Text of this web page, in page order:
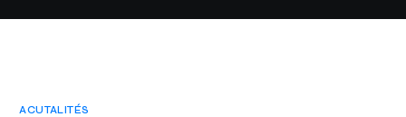
ACUTALITÉS